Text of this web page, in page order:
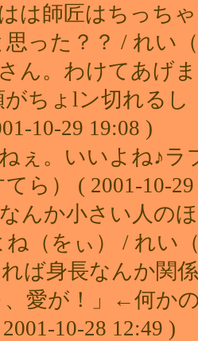
は師匠はちっち
った？？ / れい
ん。わけてあげ
がちょlン切れるし
10-29 19:08 )
ぇ。いいよね♪ラ
ら） ( 2001-10-29
んか小さい人の
（をぃ） / れい
ば身長なんか関
、愛が！」←何か
10-28 12:49 )